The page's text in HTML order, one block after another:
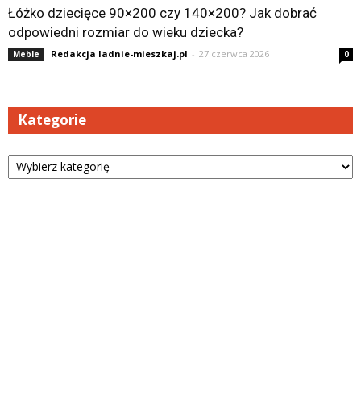
Łóżko dziecięce 90×200 czy 140×200? Jak dobrać
odpowiedni rozmiar do wieku dziecka?
Meble Redakcja ladnie-mieszkaj.pl - 27 czerwca 2026 0
Kategorie
Kategorie